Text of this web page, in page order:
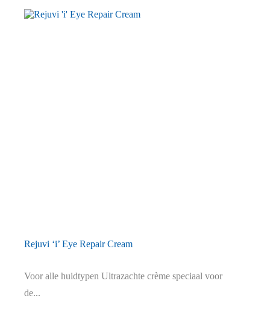
Rejuvi ‘i’ Eye Repair Cream
Voor alle huidtypen Ultrazachte crème speciaal voor
de...